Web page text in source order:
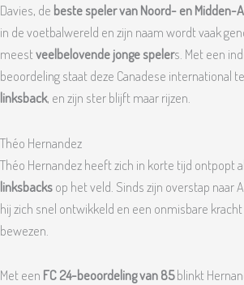
Davies, de beste speler van Noord- en Midden-
in de voetbalwereld en zijn naam wordt vaak
meestveelbelovende jonge spelers. Met een
beoordeling staat deze Canadese international
linksback, en zijn ster blijft maar rijzen.
Théo Hernandez
Théo Hernandez heeft zich in korte tijd ontpopt
linksbacksop het veld. Sinds zijn overstap naar
hij zich snel ontwikkeld en een onmisbare
bewezen.
Met een FC 24-beoordeling van 85blinkt